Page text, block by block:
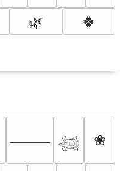
🌿 🍀
⸻ 𓆉 ❀